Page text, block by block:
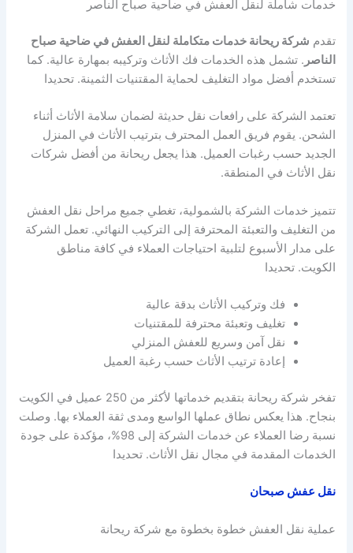
خدمات شاملة لنقل العفش في ضاحية صباح الناصر
تقدم شركة ريحانة خدمات متكاملة لنقل العفش في ضاحية صباح
الناصر . تشمل هذه الخدمات فك الأثاث وتركيبه بمهارة عالية. كما
تستخدم أفضل مواد التغليف لحماية المقتنيات الثمينة. تحديدا
تعتمد الشركة على رافعات نقل حديثة لضمان سلامة الأثاث أثناء
الشحن. يقوم فريق العمل المحترف بترتيب الأثاث في المنزل
الجديد حسب رغبات العميل. هذا يجعل ريحانة من أفضل شركات
نقل الأثاث في المنطقة.
تتميز خدمات الشركة بالشمولية، تغطي جميع مراحل نقل العفش
من التغليف والتعبئة المحترفة إلى التركيب النهائي. تعمل الشركة
على مدار الأسبوع لتلبية احتياجات العملاء في كافة مناطق
الكويت. تحديدا
فك وتركيب الأثاث بدقة عالية
تغليف وتعبئة محترفة للمقتنيات
نقل آمن وسريع للعفش المنزلي
إعادة ترتيب الأثاث حسب رغبة العميل
تفخر شركة ريحانة بتقديم خدماتها لأكثر من 250 عميل في الكويت
بنجاح. هذا يعكس نطاق عملها الواسع ومدى ثقة العملاء بها. وصلت
نسبة رضا العملاء عن خدمات الشركة إلى 98%، مؤكدة على جودة
الخدمات المقدمة في مجال نقل الأثاث. تحديدا
نقل عفش صبحان
عملية نقل العفش خطوة بخطوة مع شركة ريحانة